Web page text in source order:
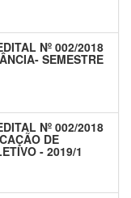
Nº 002/2018
SEMESTRE
Nº 002/2018
DE
- 2019/1